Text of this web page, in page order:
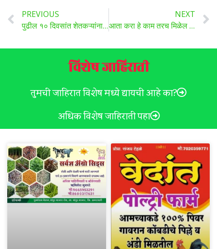
PREVIOUS
पुढील १० दिवसांत शेतकऱ्यांना मिळणार अवकाळीची मदत…
NEXT
आता करा हे काम तरच मिळेल १४ व्या हप्त्याचा लाभ वाचा सविस्तर …
विशेष जाहिराती
तुमची जाहिरात विशेष मध्ये द्यायची आहे का?
अधिक विशेष जाहिराती पहा